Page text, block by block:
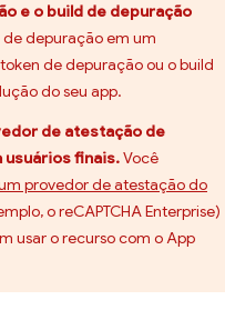
e o build de depuração
depuração em um
de depuração ou o build
do seu app.
de atestação de
usuários finais.Você
provedor de atestação do
o reCAPTCHA Enterprise)
usar o recurso com o App